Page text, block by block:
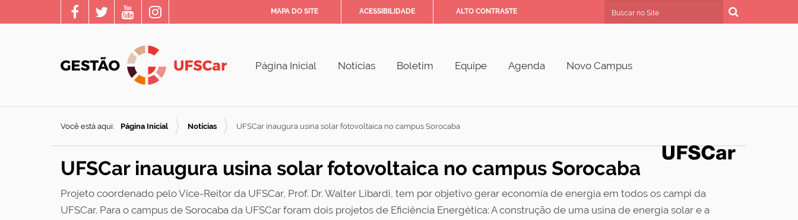
MAPA DO SITE ACESSIBILIDADE ALTO CONTRASTE Busca Avançada…
Página Inicial Notícias Boletim Equipe Agenda Novo Campus
Você está aqui: Página Inicial Notícias UFSCar inaugura usina solar fotovoltaica no campus Sorocaba
UFSCar inaugura usina solar fotovoltaica no campus Sorocaba
Projeto coordenado pelo Vice-Reitor da UFSCar, Prof. Dr. Walter Libardi, tem por objetivo gerar economia de energia em todos os campi da
UFSCar. Para o campus de Sorocaba da UFSCar foram dois projetos de Eficiência Energética: A construção de uma usina de energia solar e a